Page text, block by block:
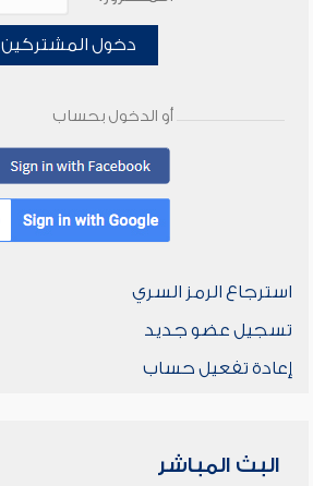
دخول المشتركين
أو الدخول بحساب
استرجاع الرمز السري
تسجيل عضو جديد
إعادة تفعيل حساب
البث المباشر